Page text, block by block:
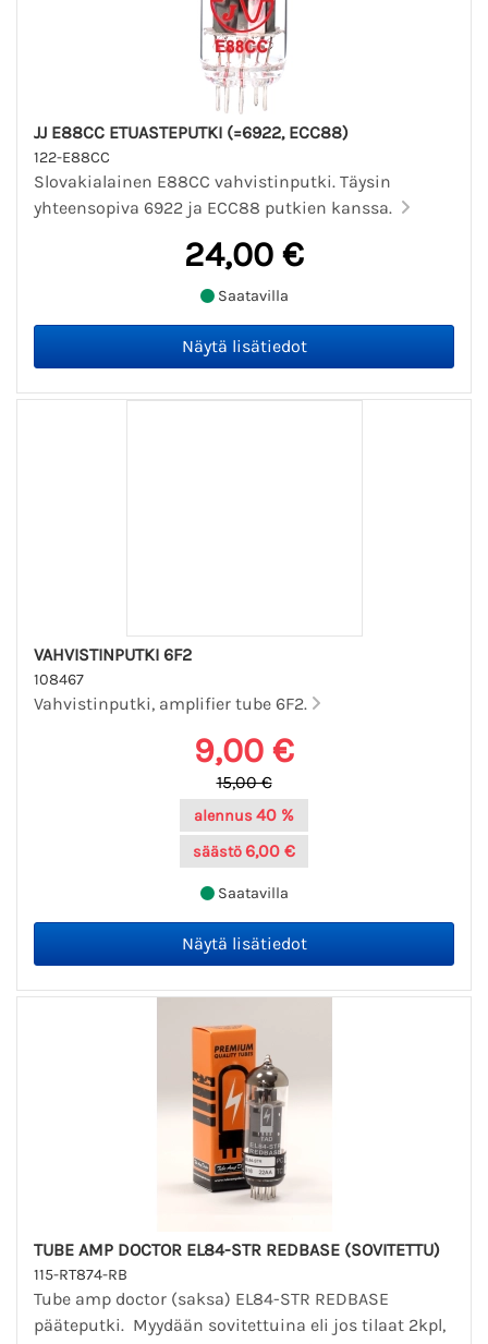
JJ E88CC ETUASTEPUTKI (=6922, ECC88)
122-E88CC
Slovakialainen E88CC vahvistinputki. Täysin
yhteensopiva 6922 ja ECC88 putkien kanssa.
24,00 €
Saatavilla
VAHVISTINPUTKI 6F2
108467
Vahvistinputki, amplifier tube 6F2.
9,00 €
15,00 €
alennus40 %
säästö6,00 €
Saatavilla
TUBE AMP DOCTOR EL84-STR REDBASE (SOVITETTU)
115-RT874-RB
Tube amp doctor (saksa) EL84-STR REDBASE
pääteputki. Myydään sovitettuina eli jos tilaat 2kpl,